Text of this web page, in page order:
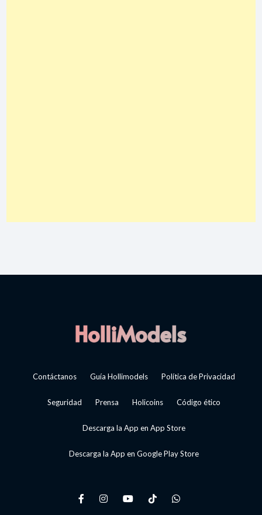
Contáctanos Guía Hollimodels Política de Privacidad
Seguridad Prensa Holicoins Código ético
Descarga la App en App Store
Descarga la App en Google Play Store